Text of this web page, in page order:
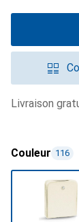
livraison
Couleur 116